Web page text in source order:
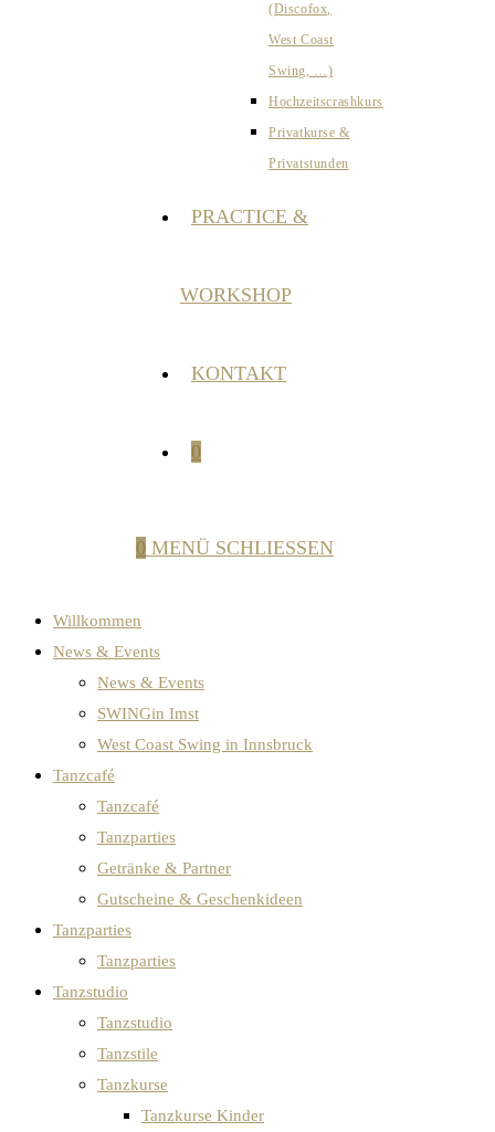
(Discofox,
West Coast
Swing, …)
Hochzeitscrashkurs
Privatkurse &
Privatstunden
PRACTICE &
WORKSHOP
KONTAKT
0
0 MENÜ SCHLIESSEN
Willkommen
News & Events
News & Events
SWINGin Imst
West Coast Swing in Innsbruck
Tanzcafé
Tanzcafé
Tanzparties
Getränke & Partner
Gutscheine & Geschenkideen
Tanzparties
Tanzparties
Tanzstudio
Tanzstudio
Tanzstile
Tanzkurse
Tanzkurse Kinder